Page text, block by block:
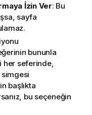
İzin Ver: Bu
sayfa
bununla
seferinde,
simgesi
başlıkta
bu seçeneğin